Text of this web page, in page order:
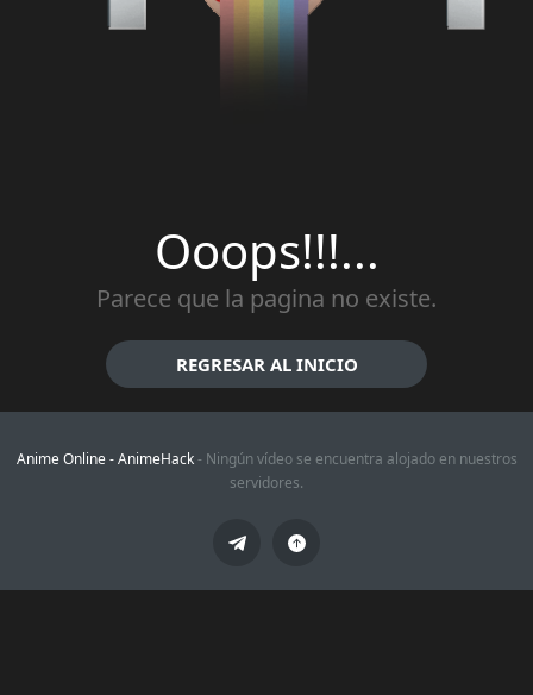
Ooops!!!...
Parece que la pagina no existe.
REGRESAR AL INICIO
Anime Online -AnimeHack- Ningún vídeo se encuentra alojado en nuestros
servidores.